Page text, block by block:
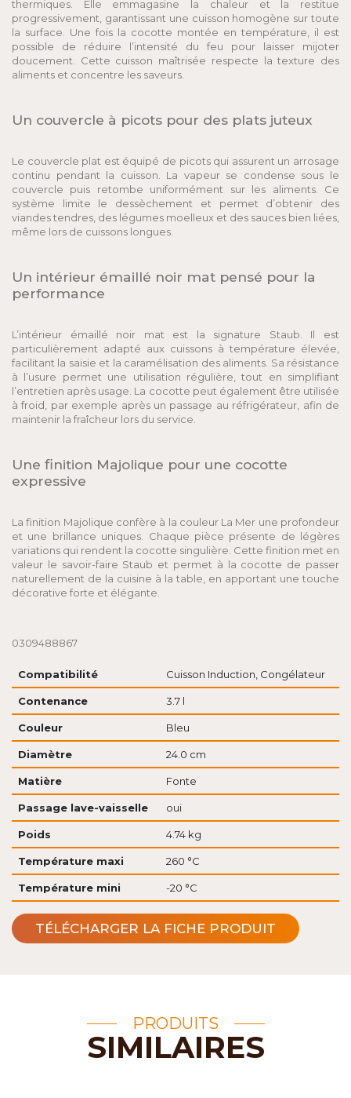
thermiques. Elle emmagasine la chaleur et la restitue
progressivement, garantissant une cuisson homogène sur toute
la surface. Une fois la cocotte montée en température, il est
possible de réduire l’intensité du feu pour laisser mijoter
doucement. Cette cuisson maîtrisée respecte la texture des
aliments et concentre les saveurs.
Un couvercle à picots pour des plats juteux
Le couvercle plat est équipé de picots qui assurent un arrosage
continu pendant la cuisson. La vapeur se condense sous le
couvercle puis retombe uniformément sur les aliments. Ce
système limite le dessèchement et permet d’obtenir des
viandes tendres, des légumes moelleux et des sauces bien liées,
même lors de cuissons longues.
Un intérieur émaillé noir mat pensé pour la
performance
L’intérieur émaillé noir mat est la signature Staub. Il est
particulièrement adapté aux cuissons à température élevée,
facilitant la saisie et la caramélisation des aliments. Sa résistance
à l’usure permet une utilisation régulière, tout en simplifiant
l’entretien après usage. La cocotte peut également être utilisée
à froid, par exemple après un passage au réfrigérateur, afin de
maintenir la fraîcheur lors du service.
Une finition Majolique pour une cocotte
expressive
La finition Majolique confère à la couleur La Mer une profondeur
et une brillance uniques. Chaque pièce présente de légères
variations qui rendent la cocotte singulière. Cette finition met en
valeur le savoir-faire Staub et permet à la cocotte de passer
naturellement de la cuisine à la table, en apportant une touche
décorative forte et élégante.
0309488867
Compatibilité Cuisson Induction, Congélateur
Contenance 3.7 l
Couleur Bleu
Diamètre 24.0 cm
Matière Fonte
Passage lave-vaisselle oui
Poids 4.74 kg
Température maxi 260 °C
Température mini -20 °C
TÉLÉCHARGER LA FICHE PRODUIT
PRODUITS
SIMILAIRES